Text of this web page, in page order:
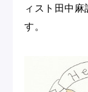
ィスト田中
す。